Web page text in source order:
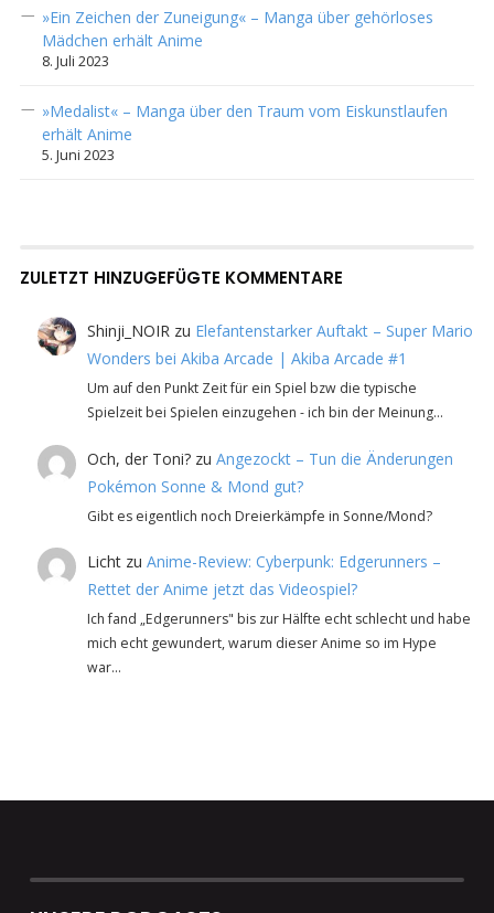
»Ein Zeichen der Zuneigung« – Manga über gehörloses
Mädchen erhält Anime
8. Juli 2023
»Medalist« – Manga über den Traum vom Eiskunstlaufen
erhält Anime
5. Juni 2023
ZULETZT HINZUGEFÜGTE KOMMENTARE
Shinji_NOIR zu Elefantenstarker Auftakt – Super Mario
Wonders bei Akiba Arcade | Akiba Arcade #1
Um auf den Punkt Zeit für ein Spiel bzw die typische
Spielzeit bei Spielen einzugehen - ich bin der Meinung…
Och, der Toni? zuAngezockt – Tun die Änderungen
Pokémon Sonne & Mond gut?
Gibt es eigentlich noch Dreierkämpfe in Sonne/Mond?
Licht zuAnime-Review: Cyberpunk: Edgerunners –
Rettet der Anime jetzt das Videospiel?
Ich fand „Edgerunners" bis zur Hälfte echt schlecht und habe
mich echt gewundert, warum dieser Anime so im Hype
war…